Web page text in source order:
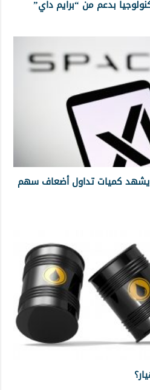
بدعم من “برايم داي”
كميات تداول أضعاف سهم